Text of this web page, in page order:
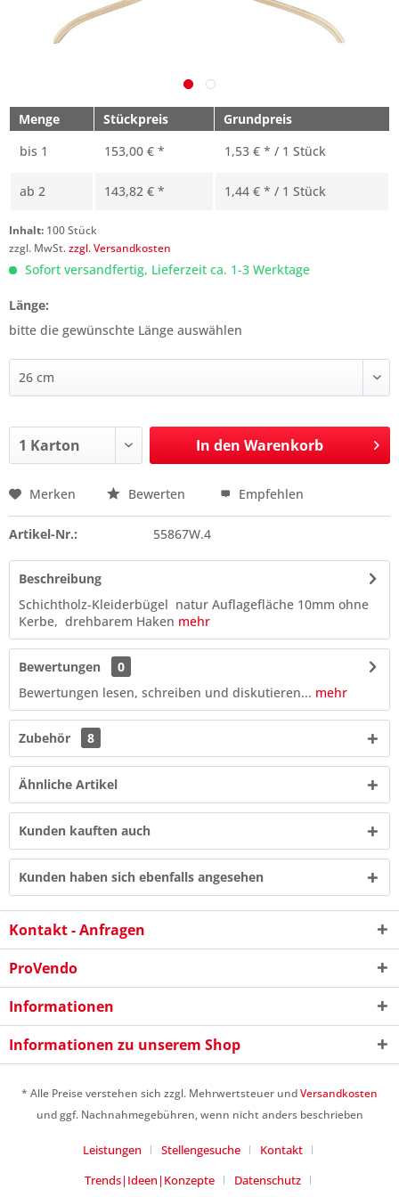
Menge Stückpreis
Grundpreis
bis 1 153,00 € * 1,53 € * / 1 Stück
ab 2 143,82 € * 1,44 € * / 1 Stück
Inhalt: 100 Stück
zzgl. MwSt.zzgl. Versandkosten
Sofort versandfertig, Lieferzeit ca. 1-3 Werktage
Länge:
bitte die gewünschte Länge auswählen
In den Warenkorb
Preis anfragen
verstanden und stimme zu. *
Mit * gekennzeichnete Felder sind Pflichtfelder.
Merken Bewerten Empfehlen
Artikel-Nr.: 55867W.4
Beschreibung
Schichtholz-Kleiderbügel natur Auflagefläche 10mm ohne
Kerbe, drehbarem Haken mehr
Bewertungen
0
Bewertungen lesen, schreiben und diskutieren... mehr
Zubehör 8
Ähnliche Artikel
Kunden kauften auch
Kunden haben sich ebenfalls angesehen
Kontakt - Anfragen
ProVendo
Informationen
Informationen zu unserem Shop
* Alle Preise verstehen sich zzgl. Mehrwertsteuer undVersandkosten
und ggf. Nachnahmegebühren, wenn nicht anders beschrieben
Leistungen Stellengesuche
Kontakt
Trends|Ideen|Konzepte
Datenschutz